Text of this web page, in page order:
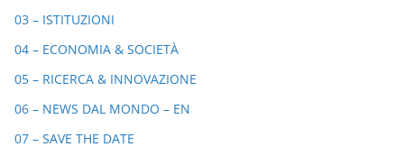
03 – ISTITUZIONI
04 – ECONOMIA & SOCIETÀ
05 – RICERCA & INNOVAZIONE
06 – NEWS DAL MONDO – EN
07 – SAVE THE DATE